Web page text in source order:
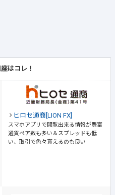
はコレ！
ヒロセ通商[LION FX]
スマホアプリで閲覧出来る情報が豊富
通貨ペア数も多い＆スプレッドも低
い、取引で色々貰えるのも良い